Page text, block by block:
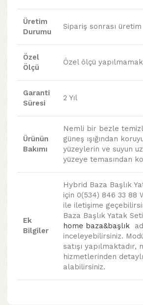
Üretim
Durumu
Sipariş sonrası üretim
Özel
Ölçü
Özel ölçü
Garanti
Süresi
2 Yıl
Ürünün
Bakımı
Nemli bir bezle
güneş ışığından
yüzeylerin ve suyun
yüzeye temasından
Ek
Bilgiler
Hybrid Baza Başlık
için 0(534) 846 33 88
ile iletişime
Baza Başlık Yatak
home baza&başlık
inceleyebilirsiniz.
satışı yapılmaktadır,
hizmetlerinden
alabilirsiniz.